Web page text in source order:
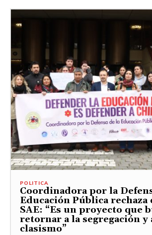
POLITICA
Coordinadora por la
Educación Pública rechaza
SAE: “Es un proyecto que
retornar a la segregación y
clasismo”